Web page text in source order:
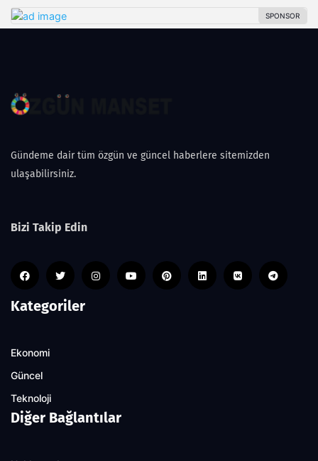
Gündeme dair tüm özgün ve güncel haberlere sitemizden
ulaşabilirsiniz.
Bizi Takip Edin
Kategoriler
Ekonomi
Güncel
Teknoloji
Diğer Bağlantılar